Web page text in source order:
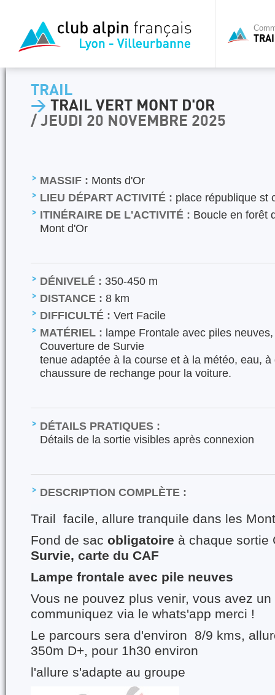
TRAIL
> TRAIL VERT MONT D'OR
/ JEUDI 20 NOVEMBRE 2025
MASSIF : Monts d'Or
LIEU DÉPART ACTIVITÉ : place république st
ITINÉRAIRE DE L'ACTIVITÉ : Boucle en forêt
Mont d'Or
DÉNIVELÉ : 350-450 m
DISTANCE : 8 km
DIFFICULTÉ : Vert Facile
MATÉRIEL : lampe Frontale avec piles
Couverture de Survie
tenue adaptée à la course et à la météo, eau, à
chaussure de rechange pour la voiture.
DÉTAILS PRATIQUES :
Détails de la sortie visibles après connexion
DESCRIPTION COMPLÈTE :
Trail facile, allure tranquile dans les
Fond de sac obligatoire à chaque sortie
Survie, carte du CAF
Lampe frontale avec pile neuves
Vous ne pouvez plus venir, vous avez un
communiquez via le whats'app merci !
Le parcours sera d'environ 8/9 kms,
350m D+, pour 1h30 environ
l'allure s'adapte au groupe